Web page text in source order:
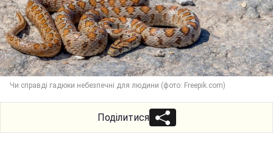
Чи справді гадюки небезпечні для людини (фото: Freepik.com)
Поділитися